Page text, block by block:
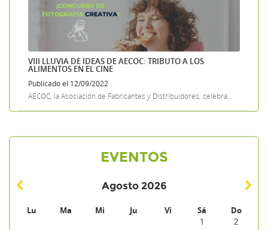
VIII LLUVIA DE IDEAS DE AECOC: TRIBUTO A LOS
ALIMENTOS EN EL CINE
Publicado el 12/09/2022
AECOC, la Asociación de Fabricantes y Distribuidores, celebra...
EVENTOS
Agosto 2026
Lu Ma Mi Ju Vi Sá Do
1
2